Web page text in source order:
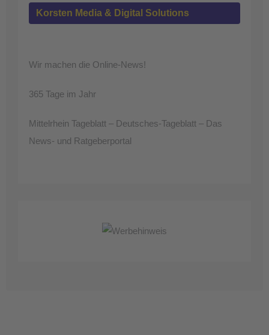
Korsten Media & Digital Solutions
Wir machen die Online-News!
365 Tage im Jahr
Mittelrhein Tageblatt – Deutsches-Tageblatt – Das
News- und Ratgeberportal